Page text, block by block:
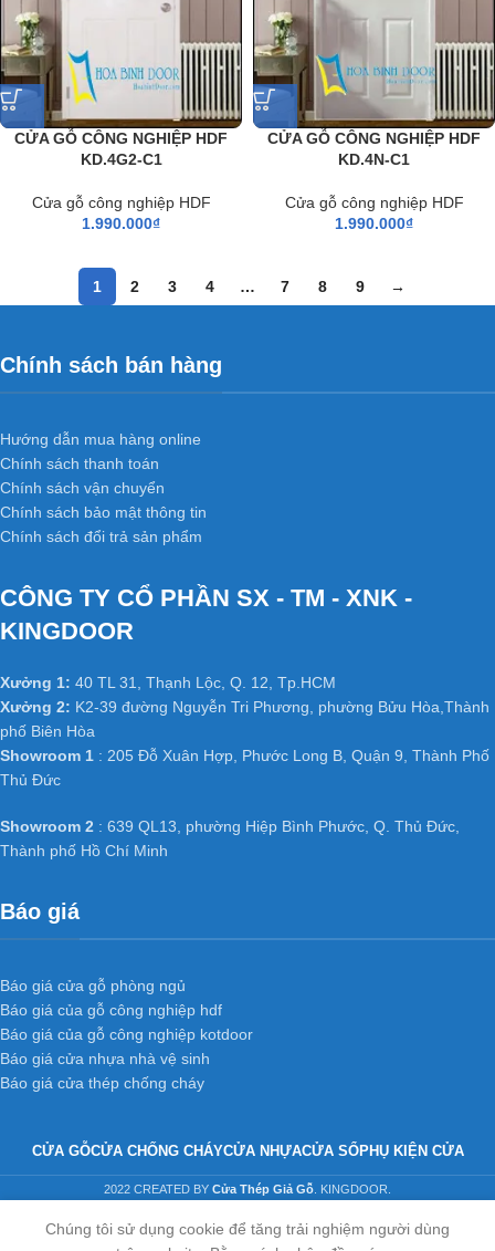
CỬA GỖ CÔNG NGHIỆP HDF
KD.4G2-C1
Cửa gỗ công nghiệp HDF
1.990.000₫
CỬA GỖ CÔNG NGHIỆP HDF
KD.4N-C1
Cửa gỗ công nghiệp HDF
1.990.000₫
1 2 3 4 … 7 8 9 →
Chính sách bán hàng
Hướng dẫn mua hàng online
Chính sách thanh toán
Chính sách vận chuyển
Chính sách bảo mật thông tin
Chính sách đổi trả sản phẩm
CÔNG TY CỔ PHẦN SX - TM - XNK -
KINGDOOR
Xưởng 1: 40 TL 31, Thạnh Lộc, Q. 12, Tp.HCM
Xưởng 2: K2-39 đường Nguyễn Tri Phương, phường Bửu Hòa,Thành
phố Biên Hòa
Showroom 1 : 205 Đỗ Xuân Hợp, Phước Long B, Quận 9, Thành Phố
Thủ Đức
Showroom 2 : 639 QL13, phường Hiệp Bình Phước, Q. Thủ Đức,
Thành phố Hồ Chí Minh
Báo giá
Báo giá cửa gỗ phòng ngủ
Báo giá của gỗ công nghiệp hdf
Báo giá của gỗ công nghiệp kotdoor
Báo giá cửa nhựa nhà vệ sinh
Báo giá cửa thép chống cháy
CỬA GỖCỬA CHỐNG CHÁYCỬA NHỰACỬA SỔPHỤ KIỆN CỬA
2022 CREATED BY Cửa Thép Giả Gỗ . KINGDOOR.
Chúng tôi sử dụng cookie để tăng trải nghiệm người dùng